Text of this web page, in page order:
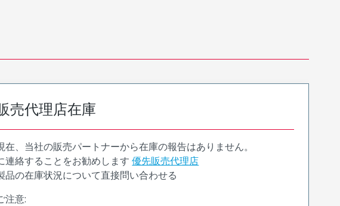
売代理店在庫
在、当社の販売パートナーから在庫の報告はありません。
連絡することをお勧めします 優先販売代理店
品の在庫状況について直接問い合わせる
注意: